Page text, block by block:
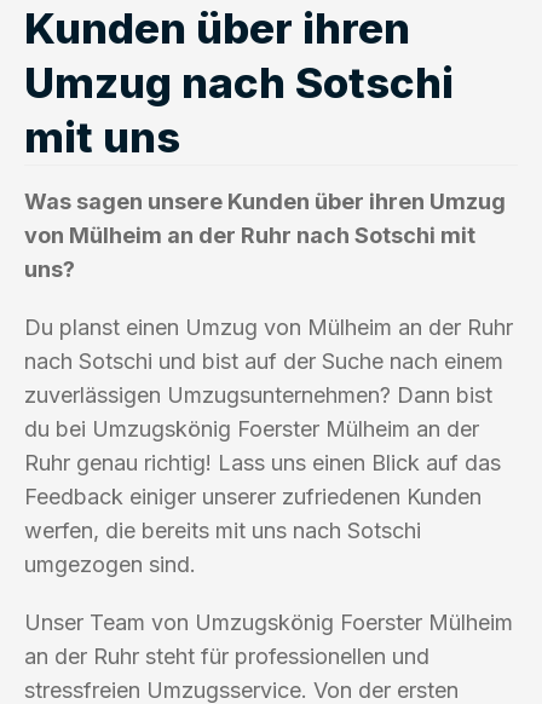
Kunden über ihren
Umzug nach Sotschi
mit uns
Was sagen unsere Kunden über ihren Umzug
von Mülheim an der Ruhr nach Sotschi mit
uns?
Du planst einen Umzug von Mülheim an der Ruhr
nach Sotschi und bist auf der Suche nach einem
zuverlässigen Umzugsunternehmen? Dann bist
du bei Umzugskönig Foerster Mülheim an der
Ruhr genau richtig! Lass uns einen Blick auf das
Feedback einiger unserer zufriedenen Kunden
werfen, die bereits mit uns nach Sotschi
umgezogen sind.
Unser Team von Umzugskönig Foerster Mülheim
an der Ruhr steht für professionellen und
stressfreien Umzugsservice. Von der ersten